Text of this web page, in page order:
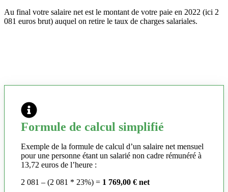
Au final votre salaire net est le montant de votre paie en 2022 (ici 2
081 euros brut) auquel on retire le taux de charges salariales.
Formule de calcul simplifié
Exemple de la formule de calcul d’un salaire net mensuel
pour une personne étant un salarié non cadre rémunéré à
13,72 euros de l’heure :
2 081 – (2 081 * 23%) = 1 769,00 € net